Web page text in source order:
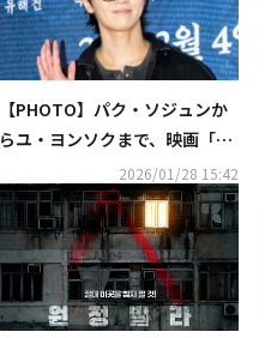
【PHOTO】パク・ソジュンか
らユ・ヨンソクまで、映画「王
と生きる男」VIP試写会に出席
2026/01/28 15:42